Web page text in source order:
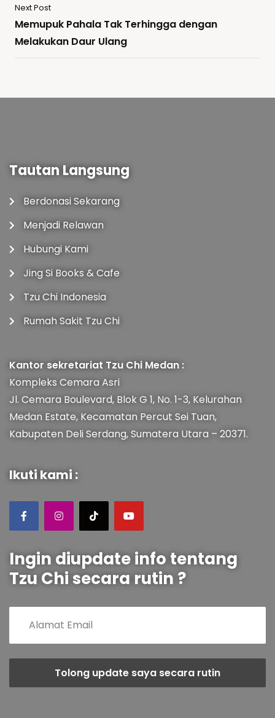
Next Post
Memupuk Pahala Tak Terhingga dengan
Melakukan Daur Ulang
Tautan Langsung
Berdonasi Sekarang
Menjadi Relawan
Hubungi Kami
Jing Si Books & Cafe
Tzu Chi Indonesia
Rumah Sakit Tzu Chi
Kantor sekretariat Tzu Chi Medan :
Kompleks Cemara Asri
Jl. Cemara Boulevard, Blok G 1, No. 1-3, Kelurahan
Medan Estate, Kecamatan Percut Sei Tuan,
Kabupaten Deli Serdang, Sumatera Utara – 20371.
Ikuti kami :
Ingin diupdate info tentang
Tzu Chi secara rutin ?